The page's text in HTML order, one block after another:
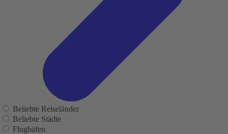
Beliebte Reiseländer
Beliebte Städte
Flughäfen